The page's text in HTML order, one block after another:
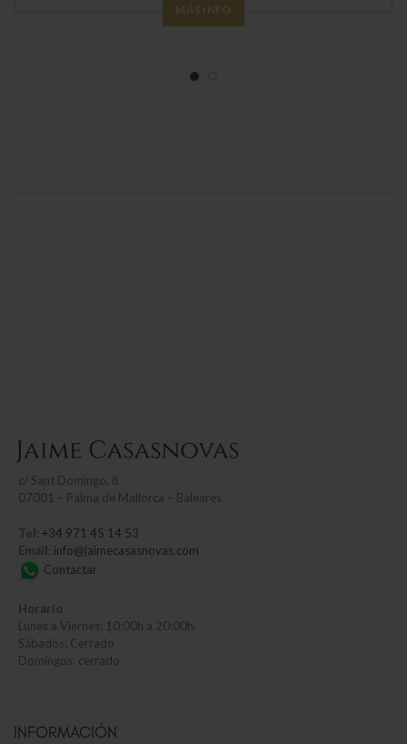
MÁS INFO
c/ Sant Domingo, 8
07001 – Palma de Mallorca – Baleares
Tel: +34 971 45 14 53
Email: info@jaimecasasnovas.com
Contactar
Horario
Lunes a Viernes: 10:00h a 20:00h.
Sábados: Cerrado
Domingos: cerrado.
INFORMACIÓN